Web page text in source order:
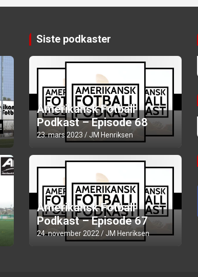
Siste podkaster
Amerikansk Fotball
Podkast – Episode 68
23. mars 2023 JM Henriksen
Amerikansk Fotball
Podkast – Episode 67
24. november 2022 JM Henriksen